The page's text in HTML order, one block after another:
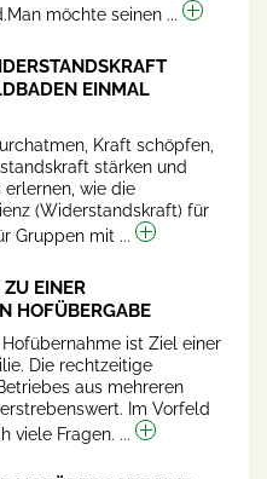
möchte seinen ...
EINMAL
Kraft schöpfen,
stärken und
wie die
(Widerstandskraft) für
Gruppen mit ...
EINER
HOFÜBERGABE
ist Ziel einer
Die rechtzeitige
aus mehreren
Im Vorfeld
viele Fragen. ...